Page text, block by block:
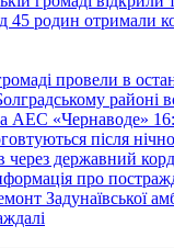
45 родин отримали
провели в
районі
АЕС «Чернаводе»
після
через державний
про
Задунаївської